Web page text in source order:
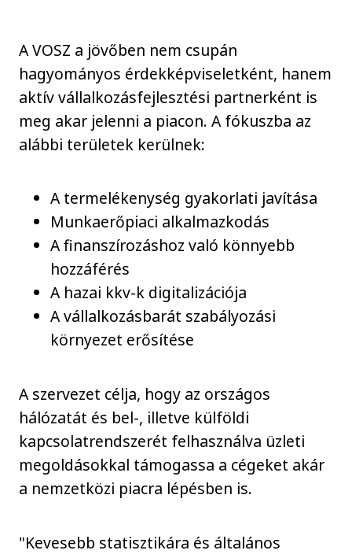
A VOSZ a jövőben nem csupán
hagyományos érdekképviseletként, hanem
aktív vállalkozásfejlesztési partnerként is
meg akar jelenni a piacon. A fókuszba az
alábbi területek kerülnek:
A termelékenység gyakorlati javítása
Munkaerőpiaci alkalmazkodás
A finanszírozáshoz való könnyebb
hozzáférés
A hazai kkv-k digitalizációja
A vállalkozásbarát szabályozási
környezet erősítése
A szervezet célja, hogy az országos
hálózatát és bel-, illetve külföldi
kapcsolatrendszerét felhasználva üzleti
megoldásokkal támogassa a cégeket akár
a nemzetközi piacra lépésben is.
"Kevesebb statisztikára és általános